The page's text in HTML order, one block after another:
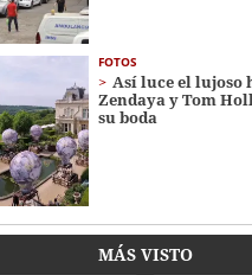
FOTOS
Así luce el lujoso
Zendaya y Tom
su boda
MÁS VISTO